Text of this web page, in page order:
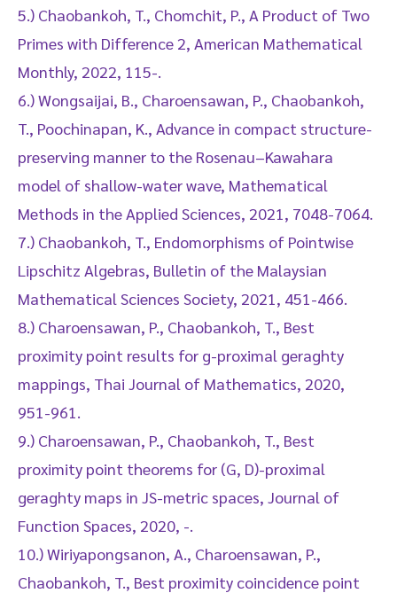
5.) Chaobankoh, T., Chomchit, P., A Product of Two
Primes with Difference 2, American Mathematical
Monthly, 2022, 115-.
6.) Wongsaijai, B., Charoensawan, P., Chaobankoh,
T., Poochinapan, K., Advance in compact structure-
preserving manner to the Rosenau–Kawahara
model of shallow-water wave, Mathematical
Methods in the Applied Sciences, 2021, 7048-7064.
7.) Chaobankoh, T., Endomorphisms of Pointwise
Lipschitz Algebras, Bulletin of the Malaysian
Mathematical Sciences Society, 2021, 451-466.
8.) Charoensawan, P., Chaobankoh, T., Best
proximity point results for g-proximal geraghty
mappings, Thai Journal of Mathematics, 2020,
951-961.
9.) Charoensawan, P., Chaobankoh, T., Best
proximity point theorems for (G, D)-proximal
geraghty maps in JS-metric spaces, Journal of
Function Spaces, 2020, -.
10.) Wiriyapongsanon, A., Charoensawan, P.,
Chaobankoh, T., Best proximity coincidence point